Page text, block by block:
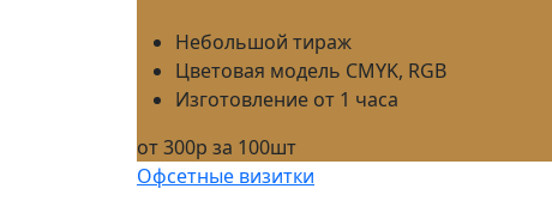
Небольшой тираж
Цветовая модель CMYK, RGB
Изготовление от 1 часа
от 300р за 100шт
Офсетные визитки